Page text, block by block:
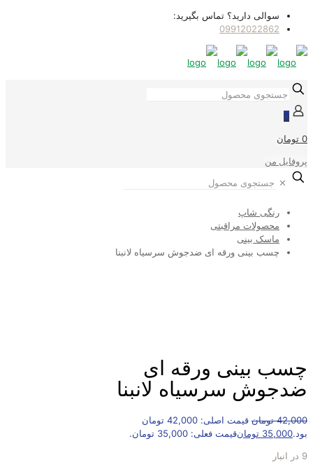
سوالی دارید؟ تماس بگیرید:
09912022862
0
0 تومان
پروفایل من
✕
رنگی شاپ
محصولات مراقبتی
ماسک بینی
چسب بینی ورقه ای ضدجوش سرسیاه لانبنا
چسب بینی ورقه ای
ضدجوش سرسیاه لانبنا
42,000 تومان
قیمت اصلی: 42,000 تومان
بود.35,000 تومانقیمت فعلی: 35,000 تومان.
9 در انبار